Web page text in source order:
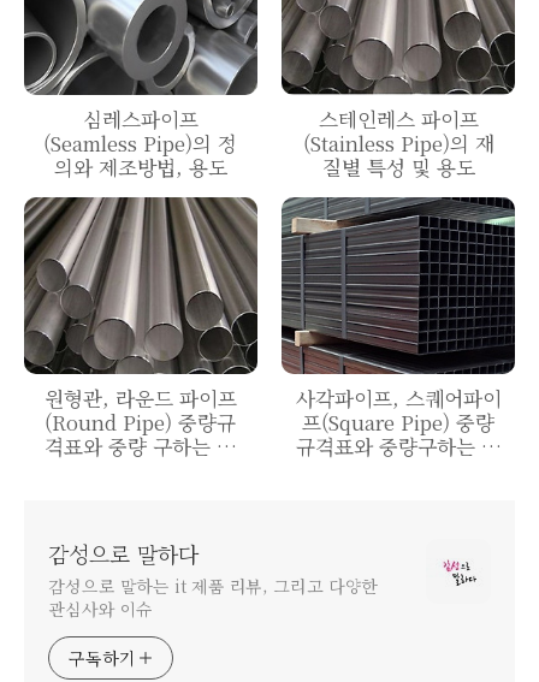
심레스파이프
(Seamless Pipe)의 정
의와 제조방법, 용도
스테인레스 파이프
(Stainless Pipe)의 재
질별 특성 및 용도
원형관, 라운드 파이프
(Round Pipe) 중량규
격표와 중량 구하는 공
사각파이프, 스퀘어파이
프(Square Pipe) 중량
규격표와 중량구하는 공
감성으로 말하다
감성으로 말하는 it 제품 리뷰, 그리고 다양한
관심사와 이슈
구독하기